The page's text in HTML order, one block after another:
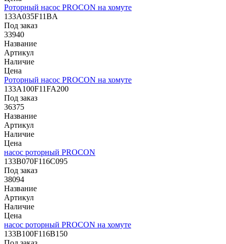
Роторный насос PROCON на хомуте
133A035F11ВA
Под заказ
33940
Название
Артикул
Наличие
Цена
Роторный насос PROCON на хомуте
133A100F11FA200
Под заказ
36375
Название
Артикул
Наличие
Цена
насос роторный PROCON
133B070F116C095
Под заказ
38094
Название
Артикул
Наличие
Цена
насос роторный PROCON на хомуте
133B100F116B150